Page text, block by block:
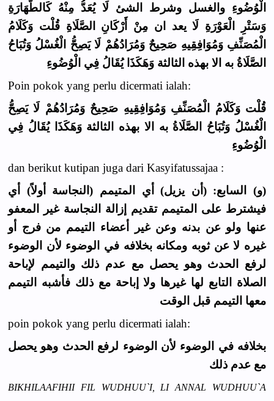
الْوُضُوءِ والغسل وشرط الشئ لَا يُعَدُّ مِنْهُ كَالطَّهَارَةِ
وَسَتْرِ الْعَوْرَةِ لَا يعد ان مِنْ أَرْكَانِ الصَّلَاةِ قُلْت وَكَلَامُ
الْمُصَنِّفِ وَمُوَافِقِيهِ صَحِيحٌ وَمُرَادُهُمْ لَا يَصِحُّ الْغُسْلُ وَتُبَاحُ
الصَّلَاةُ به الا بهذه الثالثة وَهَكَذَا يُقَالُ فِي الْوُضُوءِ
Poin pokok yang perlu dicermati ialah:
قُلْت وَكَلَامُ الْمُصَنِّفِ وَمُوَافِقِيهِ صَحِيحٌ وَمُرَادُهُمْ لَا يَصِحُّ
الْغُسْلُ وَتُبَاحُ الصَّلَاةُ به الا بهذه الثالثة وَهَكَذَا يُقَالُ فِي
الْوُضُوءِ
dan berikut kutipan juga dari Kasyifatussajaa :
(و) السابع: (أن يزيل) أي المتيمم (النجاسة أولاً) أي
فيشترط على المتيمم تقديم إزالة النجاسة غير المعفو
عنها ولو عن بدنه وعن غير أعضاء التيمم من فرج أو
غيره لا عن ثوبه ومكانه بخلافه في الوضوء لأن الوضوء
لرفع الحدث وهو يحصل مع عدم ذلك والتيمم لإباحة
الصلاة التابع لها غيرها ولا إباحة مع ذلك فأشبه التيمم
معها التيمم قبل الوقت
poin pokok yang perlu dicermati ialah:
بخلافه في الوضوء لأن الوضوء لرفع الحدث وهو يحصل
مع عدم ذلك
BIKHILAAFIHII FIL WUDHUU`I, LI ANNAL WUDHUU`A